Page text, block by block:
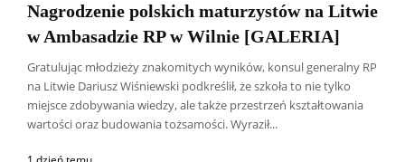
Nagrodzenie polskich maturzystów na Litwie
w Ambasadzie RP w Wilnie [GALERIA]
Gratulując młodzieży znakomitych wyników, konsul generalny RP
na Litwie Dariusz Wiśniewski podkreślił, że szkoła to nie tylko
miejsce zdobywania wiedzy, ale także przestrzeń kształtowania
wartości oraz budowania tożsamości. Wyraził...